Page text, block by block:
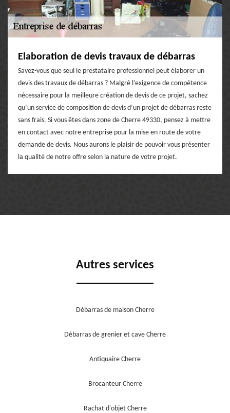
Elaboration de devis travaux de débarras
Savez-vous que seul le prestataire professionnel peut élaborer un
devis des travaux de débarras ? Malgré l’exigence de compétence
nécessaire pour la meilleure création de devis de ce projet, sachez
qu’un service de composition de devis d’un projet de débarras reste
sans frais. Si vous êtes dans zone de Cherre 49330, pensez à mettre
en contact avec notre entreprise pour la mise en route de votre
demande de devis. Nous aurons le plaisir de pouvoir vous présenter
la qualité de notre offre selon la nature de votre projet.
Autres services
Débarras de maison Cherre
Débarras de grenier et cave Cherre
Antiquaire Cherre
Brocanteur Cherre
Rachat d'objet Cherre